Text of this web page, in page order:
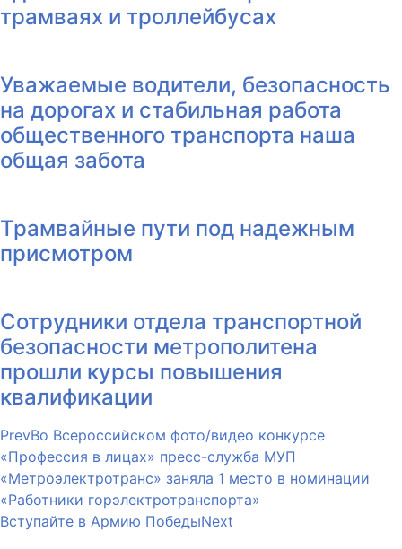
трамваях и троллейбусах
Уважаемые водители, безопасность
на дорогах и стабильная работа
общественного транспорта наша
общая забота
Трамвайные пути под надежным
присмотром
Сотрудники отдела транспортной
безопасности метрополитена
прошли курсы повышения
квалификации
PrevВо Всероссийском фото/видео конкурсе
«Профессия в лицах» пресс-служба МУП
«Метроэлектротранс» заняла 1 место в номинации
«Работники горэлектротранспорта»
Вступайте в Армию ПобедыNext